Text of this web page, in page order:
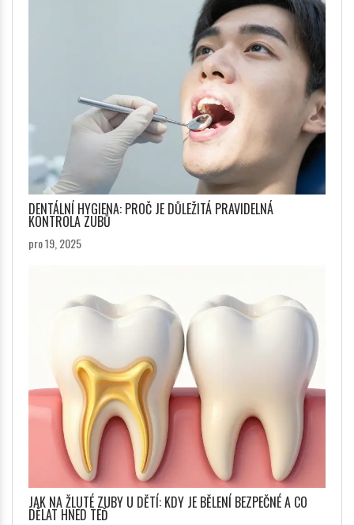
DENTÁLNÍ HYGIENA: PROČ JE DŮLEŽITÁ PRAVIDELNÁ
KONTROLA ZUBŮ
pro 19, 2025
JAK NA ŽLUTÉ ZUBY U DĚTÍ: KDY JE BĚLENÍ BEZPEČNÉ A CO
DĚLAT HNED TEĎ